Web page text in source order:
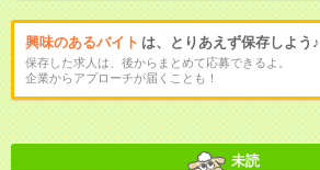
興味のあるバイト は、とりあえず保存しよう♪
保存した求人は、後からまとめて応募できるよ。
企業からアプローチが届くことも！
未読